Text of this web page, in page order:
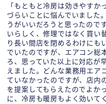
「もともと冷房は効きやす
づらいことに悩んでいました
うがいいだろうと思ったので
いらしく、修理ではなく買い
り長い間店を閉めるわけにも
でいたのですが、エアコン総
ろ、思っていた以上に対応が
えました。どんな業務用エア
ていなかったのですが、店内
を提案してもらえたのでよか
に、冷房も暖房もよく効いて